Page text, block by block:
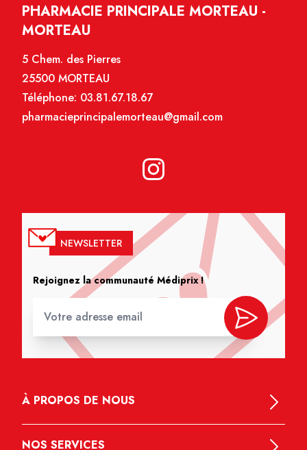
PHARMACIE PRINCIPALE MORTEAU -
MORTEAU
5 Chem. des Pierres
25500 MORTEAU
Téléphone: 03.81.67.18.67
pharmacieprincipalemorteau@gmail.com
NEWSLETTER
Rejoignez la communauté Médiprix !
À PROPOS DE NOUS
NOS SERVICES